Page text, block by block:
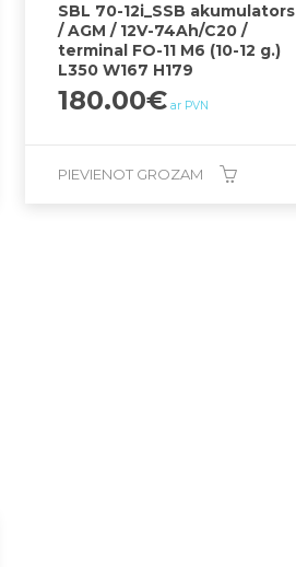
SBL 70-12i_SSB akumulators
/ AGM / 12V-74Ah/C20 /
terminal FO-11 M6 (10-12 g.)
L350 W167 H179
180.00€ ar PVN
PIEVIENOT GROZAM